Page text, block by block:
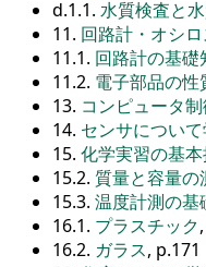
d.1.1. 水質検査と
11. 回路計・オシ
11.1. 回路計の基礎
11.2. 電子部品の性
13. コンピュータ
14. センサについて
15. 化学実習の基
15.2. 質量と容量
15.3. 温度計測の基
16.1. プラスチック
16.2. ガラス, p.171